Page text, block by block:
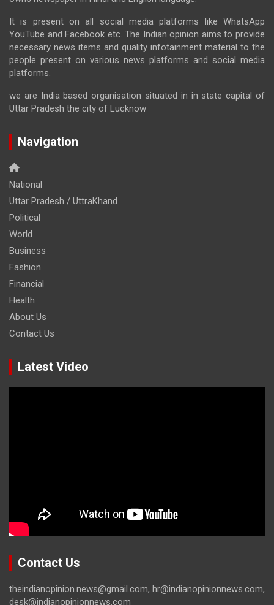
It is present on all social media platforms like WhatsApp
YouTube and Facebook etc. The Indian opinion aims to provide
necessary news items and quality infotainment material to the
people present on various news platforms and social media
platforms.
we are India based organisation situated in in state capital of
Uttar Pradesh the city of Lucknow
Navigation
National
Uttar Pradesh / UttraKhand
Political
World
Business
Fashion
Financial
Health
About Us
Contact Us
Latest Video
Contact Us
theindianopinion.news@gmail.com, hr@indianopinionnews.com,
desk@indianopinionnews.com